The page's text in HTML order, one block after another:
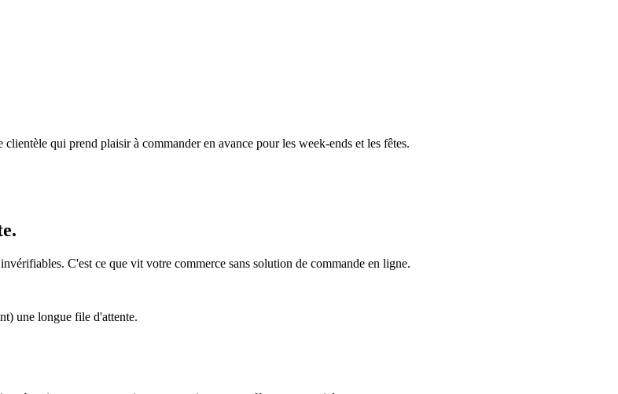
qui prend plaisir à commander en avance pour les week-ends et les fêtes.
C'est ce que vit votre commerce sans solution de commande en ligne.
une longue file d'attente.